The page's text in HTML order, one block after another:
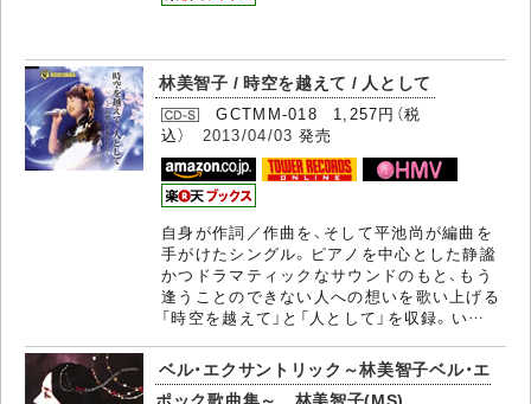
林美智子 / 時空を越えて / 人として
GCTMM-018 1,257円（税
込） 2013/04/03 発売
自身が作詞／作曲を、そして平池尚が編曲を
手がけたシングル。ピアノを中心とした静謐
かつドラマティックなサウンドのもと、もう
逢うことのできない人への想いを歌い上げる
「時空を越えて」と「人として」を収録。い…
ベル・エクサントリック～林美智子ベル・エ
ポック歌曲集～ 林美智子(MS)